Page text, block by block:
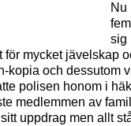
Nu
sig
för mycket jävelskap
kopia och dessutom
polisen honom i
medlemmen av
uppdrag men allt